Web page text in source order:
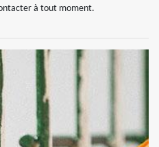
à tout moment.